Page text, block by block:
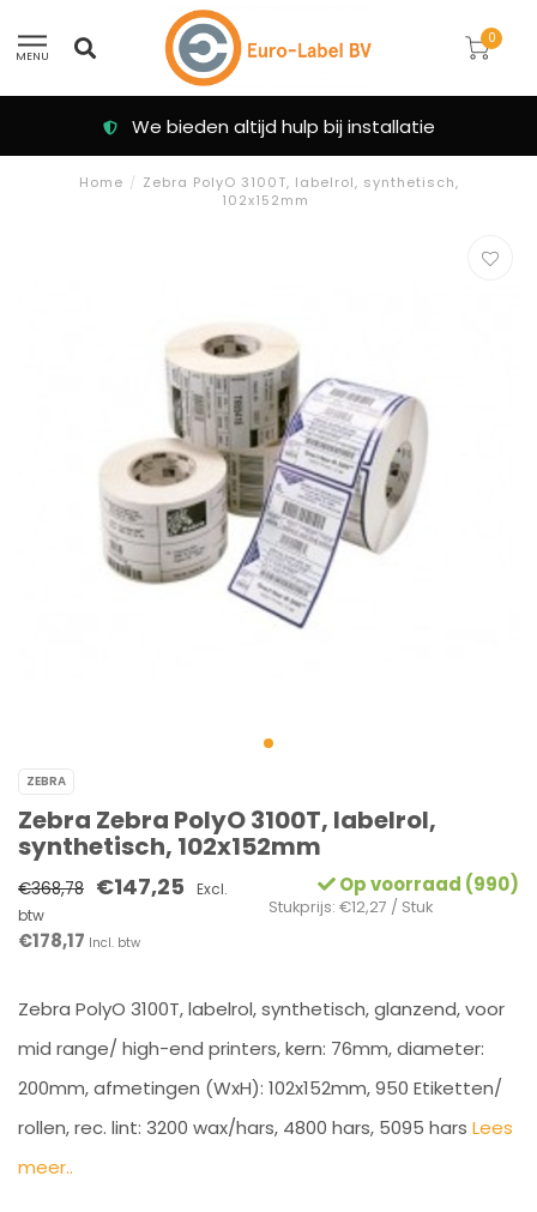
MENU
0
We bieden altijd hulp bij installatie
Home / Zebra PolyO 3100T, labelrol, synthetisch,
102x152mm
ZEBRA
Zebra Zebra PolyO 3100T, labelrol,
synthetisch, 102x152mm
€368,78 €147,25
Excl.
btw
€178,17 Incl. btw
Op voorraad (990)
Stukprijs: €12,27 / Stuk
Zebra PolyO 3100T, labelrol, synthetisch, glanzend, voor
mid range/ high-end printers, kern: 76mm, diameter:
200mm, afmetingen (WxH): 102x152mm, 950 Etiketten/
rollen, rec. lint: 3200 wax/hars, 4800 hars, 5095 hars Lees
meer..